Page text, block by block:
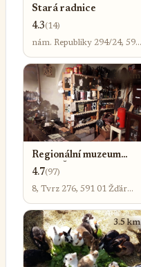
Stará radnice
4.3(14)
nám. Republiky 294/24, 591
nad Sázavou 5
3.2 km
Regionální muzeum
města Žďáru nad
Sázavou
4.7(97)
8, Tvrz 276, 591 01 Žďár
Sázavou 1
3.5 km